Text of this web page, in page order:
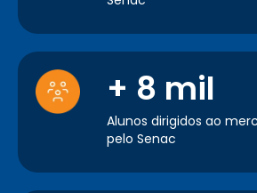
+ 8 mil
Alunos dirigidos ao
pelo Senac